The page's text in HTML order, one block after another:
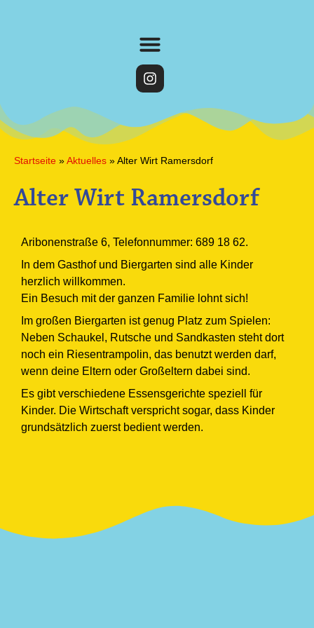
Startseite »Aktuelles »Alter Wirt Ramersdorf
Alter Wirt Ramersdorf
Aribonenstraße 6, Telefonnummer: 689 18 62.
In dem Gasthof und Biergarten sind alle Kinder
herzlich willkommen.
Ein Besuch mit der ganzen Familie lohnt sich!
Im großen Biergarten ist genug Platz zum Spielen:
Neben Schaukel, Rutsche und Sandkasten steht dort
noch ein Riesentrampolin, das benutzt werden darf,
wenn deine Eltern oder Großeltern dabei sind.
Es gibt verschiedene Essensgerichte speziell für
Kinder. Die Wirtschaft verspricht sogar, dass Kinder
grundsätzlich zuerst bedient werden.